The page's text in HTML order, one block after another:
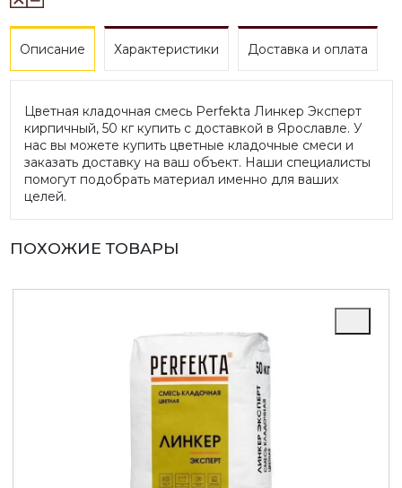
Описание Характеристики Доставка и оплата
Цветная кладочная смесь Perfekta Линкер Эксперт
кирпичный, 50 кг купить с доставкой в Ярославле. У
нас вы можете купить цветные кладочные смеси и
заказать доставку на ваш объект. Наши специалисты
помогут подобрать материал именно для ваших
целей.
ПОХОЖИЕ ТОВАРЫ